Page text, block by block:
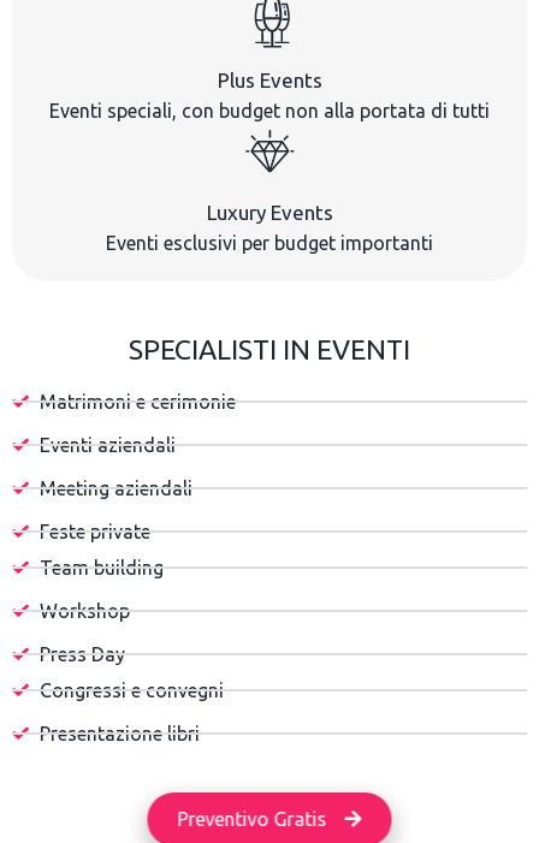
Plus Events
Eventi speciali, con budget non alla portata di tutti
Luxury Events
Eventi esclusivi per budget importanti
SPECIALISTI IN EVENTI
Matrimoni e cerimonie
Eventi aziendali
Meeting aziendali
Feste private
Team building
Workshop
Press Day
Congressi e convegni
Presentazione libri
Preventivo Gratis